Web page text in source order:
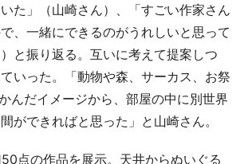
た」（山崎さん）、「すごい作家さん
、一緒にできるのがうれしいと思って
と振り返る。互いに考えて提案しつ
いった。「動物や森、サーカス、お祭
んだイメージから、部屋の中に別世界
ができればと思った」と山崎さん。
点の作品を展示。天井からぬいぐる